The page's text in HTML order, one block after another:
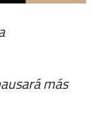
más